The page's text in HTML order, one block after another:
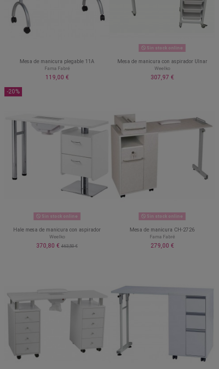
Mesa de manicura plegable 11A
Fama Fabré
119,00 €
Sin stock online
Mesa de manicura con aspirador Ulnar
Weelko
307,97 €
-20%
Sin stock online
Hale mesa de manicura con aspirador
Weelko
370,80 € 463,50 €
Sin stock online
Mesa de manicura CH-2726
Fama Fabré
279,00 €